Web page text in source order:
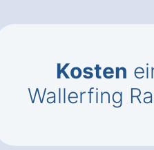
Kosten
Wallerfing